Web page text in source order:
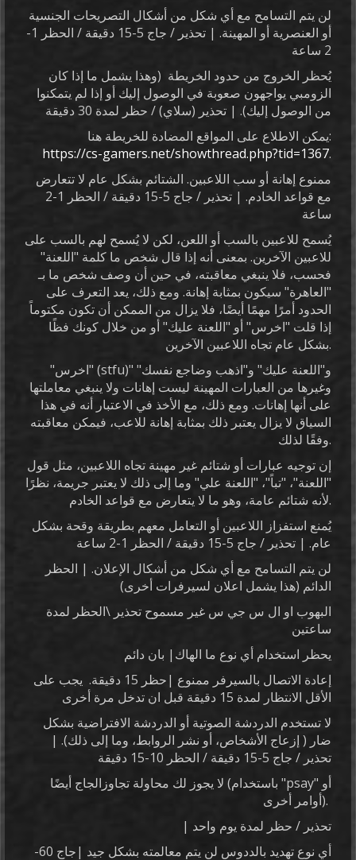
لن يتم التسامح مع أي شكل من أشكال التصريحات الجنسية
أو العنصرية أو المهينة. | تحذير / جاج 5-15 دقيقة / الحظر 1-
2 ساعة
يُحظر الخروج من حدود الخريطة (وهذا يشمل ما إذا كان
الزومبي يواجهون صعوبة في الوصول إليك أو إذا لم يتمكنوا
من الوصول إليك). | تحذير (سلاي) / حظر لمدة 30 دقيقة
يمكن الاطلاع على المواقع المضادة للخريطة هنا:
https://cs-gamers.net/showthread.php?tid=1367.
ممنوع إهانة أو سب اللاعبين. الشتائم بشكل عام لا تتعارض
مع قواعد الخادم. | تحذير / جاج 5-15 دقيقة / الحظر 1-2
ساعة
يُسمح للاعبين بالسب أو اللعن، لكن لا يُسمح لهم بالسب على
للاعبين الآخرين. بمعنى أنه إذا قال شخص ما كلمة "اللعنة"
فحسب، فلا ينبغي معاقبته، في حين أن وصف شخص ما بـ
"العاهرة" سيكون بمثابة إهانة. ومع ذلك، يعد التعرف على
الحدود أمرًا مهمًا أيضًا، فلا يزال من الممكن أن تكون مكتوماً
إذا قلت "اخرس" أو "اللعنة عليك" أو من خلال كونك فظًا
بشكل عام تجاه اللاعبين الآخرين.
"اخرس" (stfu)" و"اللعنة عليك" و"اذهب وضاجع نفسك"
وغيرها من العبارات المهينة ليست إهانات ولا ينبغي معاملتها
على أنها إهانات. ومع ذلك، مع الأخذ في الاعتبار أنه في هذا
السياق لا يزال يعتبر ذلك بمثابة إهانة للاعب، فيمكن معاقبته
وفقًا لذلك.
إن توجيه عبارات أو شتائم غير مهينة تجاه اللاعبين، مثل قول
"اللعنة"، "تباً"، "اللعنة علي" وما إلى ذلك لا يعتبر جريمة، نظرًا
لأنه شتائم عامة، وهو ما لا يتعارض مع قواعد الخادم.
يُمنع استفزاز اللاعبين أو التعامل معهم بطريقة وقحة بشكل
عام. | تحذير / جاج 5-15 دقيقة / الحظر 1-2 ساعة
لن يتم التسامح مع أي شكل من أشكال الإعلان. | الحظر
الدائم (هذا يشمل اعلان لسيرفرات أخرى)
البهوب او ال س جي س غير مسموح تحذير \الحظر لمدة
ساعتين
يحظر استخدام أي نوع ما الهاك| بان دائم
إعادة الاتصال بالسيرفر ممنوع |حظر 15 دقيقة. يجب على
الأقل الانتظار لمدة 15 دقيقة قبل ان تدخل مرة أخرى
لا تستخدم الدردشة الصوتية أو الدردشة الافتراضية بشكل
ضار ( إزعاج الأشخاص، أو نشر الروابط، وما إلى ذلك). |
تحذير / جاج 5-15 دقيقة / الحظر 10-15 دقيقة
لا يجوز لك محاولة تجاوزالجاج أيضًا (باستخدام "psay" أو
أوامر أخرى).
| تحذير / حظر لمدة يوم واحد
أي نوع تهديد بالددوس لن يتم معالمته بشكل جيد |جاج 60-